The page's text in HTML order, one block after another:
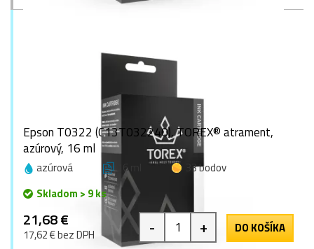
Epson T0322 (C13T032240), TOREX® atrament,
azúrový, 16 ml
azúrová 16 ml
33 bodov
Skladom > 9 ks
21,68 €
17,62 € bez DPH - + DO KOŠÍKA